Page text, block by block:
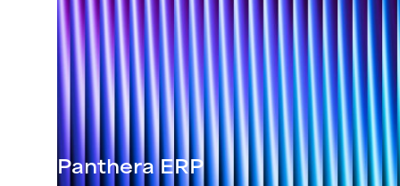
Panthera ERP